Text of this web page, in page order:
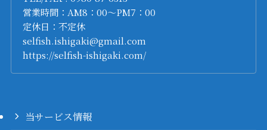
営業時間：AM8：00～PM7：00
定休日：不定休
selfish.ishigaki@gmail.com
https://selfish-ishigaki.com/
当サービス情報